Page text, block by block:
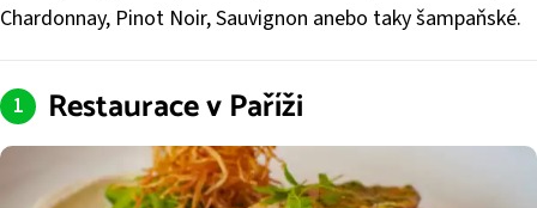
Chardonnay, Pinot Noir, Sauvignon anebo taky šampaňské.
Restaurace v Paříži